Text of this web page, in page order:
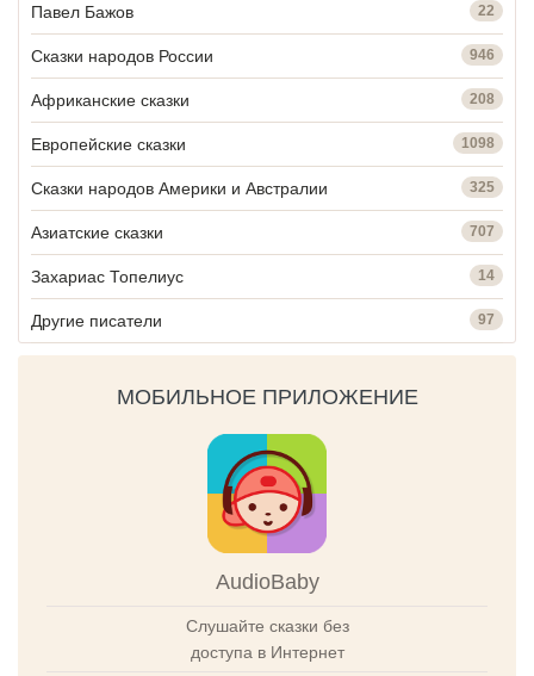
Павел Бажов 22
Сказки народов России 946
Африканские сказки 208
Европейские сказки 1098
Сказки народов Америки и Австралии 325
Азиатские сказки 707
Захариас Топелиус 14
Другие писатели 97
МОБИЛЬНОЕ ПРИЛОЖЕНИЕ
AudioBaby
Слушайте сказки без
доступа в Интернет